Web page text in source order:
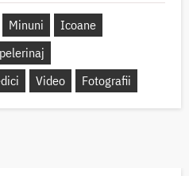
Minuni
Icoane
Video Fotografii